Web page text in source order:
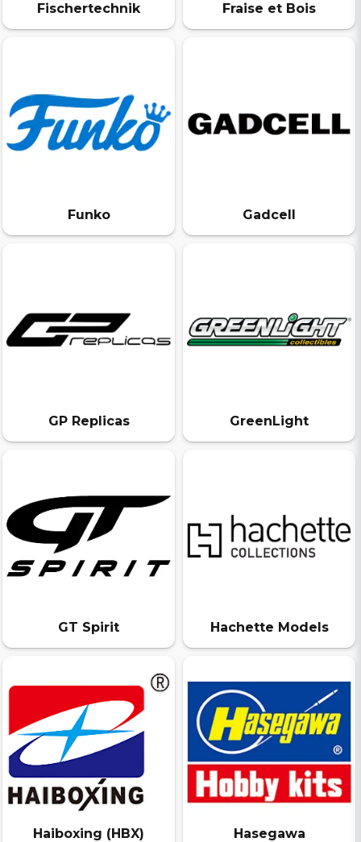
Fischertechnik Fraise et Bois
Funko Gadcell
GP Replicas GreenLight
GT Spirit Hachette Models
Haiboxing (HBX) Hasegawa